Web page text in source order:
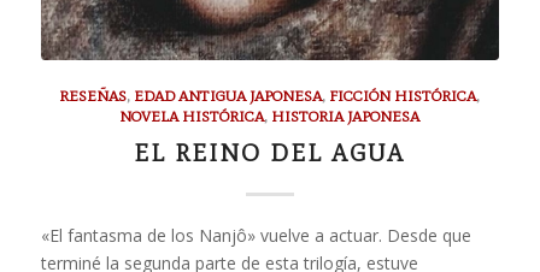
RESEÑAS, EDAD ANTIGUA JAPONESA, FICCIÓN HISTÓRICA,
NOVELA HISTÓRICA, HISTORIA JAPONESA
EL REINO DEL AGUA
«El fantasma de los Nanjô» vuelve a actuar. Desde que
terminé la segunda parte de esta trilogía, estuve